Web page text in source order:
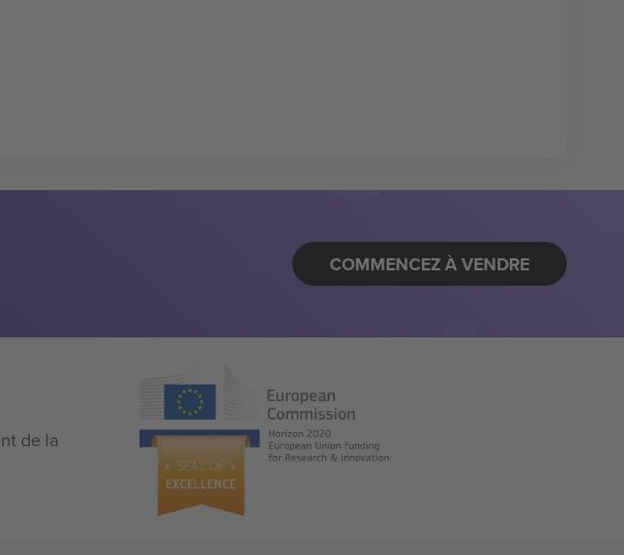
COMMENCEZ À VENDRE
de la